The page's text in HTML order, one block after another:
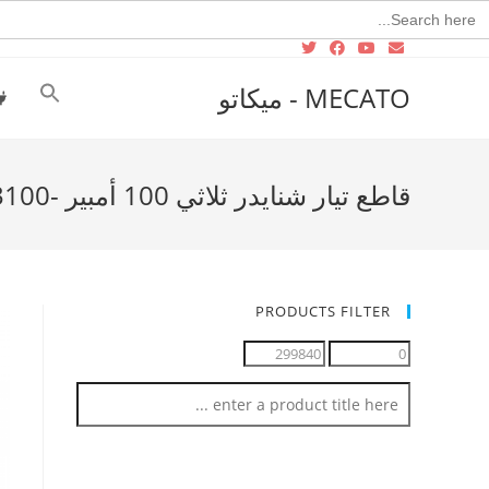
Search
for:
MECATO - ميكاتو
قاطع تيار شنايدر ثلاثي 100 أمبير -Ezc100f3100
PRODUCTS FILTER